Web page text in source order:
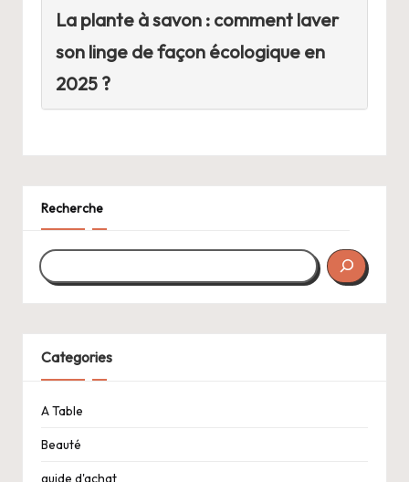
La plante à savon : comment laver
son linge de façon écologique en
2025 ?
Recherche
Categories
A Table
Beauté
guide d'achat